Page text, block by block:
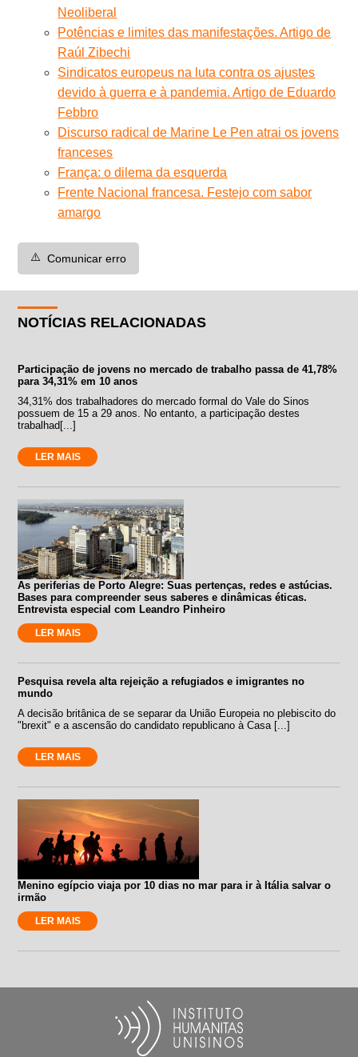
Neoliberal
Potências e limites das manifestações. Artigo de
Raúl Zibechi
Sindicatos europeus na luta contra os ajustes
devido à guerra e à pandemia. Artigo de Eduardo
Febbro
Discurso radical de Marine Le Pen atrai os jovens
franceses
França: o dilema da esquerda
Frente Nacional francesa. Festejo com sabor
amargo
⚠️ Comunicar erro
NOTÍCIAS RELACIONADAS
Participação de jovens no mercado de trabalho passa de 41,78%
para 34,31% em 10 anos
34,31% dos trabalhadores do mercado formal do Vale do Sinos
possuem de 15 a 29 anos. No entanto, a participação destes
trabalhad[...]
LER MAIS
As periferias de Porto Alegre: Suas pertenças, redes e astúcias.
Bases para compreender seus saberes e dinâmicas éticas.
Entrevista especial com Leandro Pinheiro
LER MAIS
Pesquisa revela alta rejeição a refugiados e imigrantes no
mundo
A decisão britânica de se separar da União Europeia no plebiscito do
"brexit" e a ascensão do candidato republicano à Casa [...]
LER MAIS
Menino egípcio viaja por 10 dias no mar para ir à Itália salvar o
irmão
LER MAIS